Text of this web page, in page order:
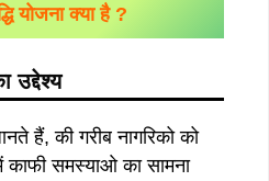
योजना क्या है ?
उद्देश्य
हैं, की गरीब नागरिको को
समस्याओ का सामना